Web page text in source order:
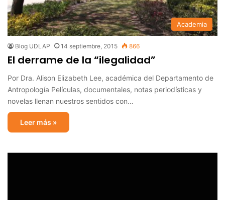
Academia
Blog UDLAP 14 septiembre, 2015 866
El derrame de la “ilegalidad”
Por Dra. Alison Elizabeth Lee, académica del Departamento de
Antropología Películas, documentales, notas periodísticas y
novelas llenan nuestros sentidos con…
Leer más »